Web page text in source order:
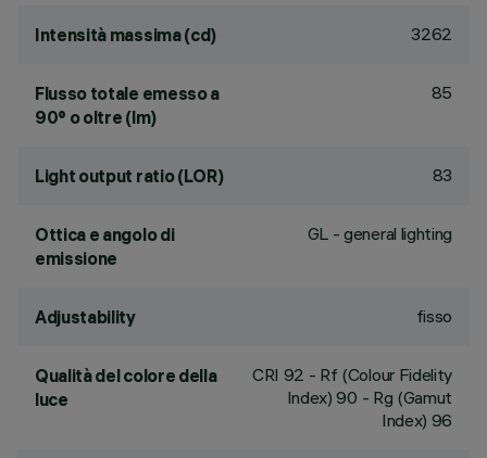
Intensità massima (cd) 3262
Flusso totale emesso a
90° o oltre (lm)
85
Light output ratio (LOR) 83
Ottica e angolo di
emissione
GL - general lighting
Adjustability fisso
Qualità del colore della
luce
CRI 92 - Rf (Colour Fidelity
Index) 90 - Rg (Gamut
Index) 96